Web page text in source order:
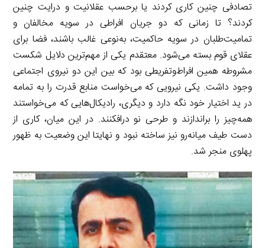
تصادفی چنین کاری کردند یا برحسب عقلانیت و درایت چنین
کردند؟ تا زمانی که دو جریان افراطی در سویه مخالفان و
تمامیت‌طلبان در سویه حاکمیت، به‌نوعی غالب باشند، فضا برای
عقلای قوم بسته می‌شود. معتقدم یکی از مهم‌ترین دلایل شکست
مشروطه همین افراط‌وتفریطی بود که بین این دو نیروی اجتماعی
وجود داشت. یکی نیرویی که می‌خواست منابع قدرت را به تمامه
در ید اختیار خود نگه دارد و دیگری، رادیکال‌هایی که می‌خواستند
همه‌چیز را براندازند و طرحی نو درافکنند. در این میان، کاری از
دست طیف میانه‌رو نیز ساخته نبود و نهایتا این وضعیت به ظهور
پهلوی منجر شد.